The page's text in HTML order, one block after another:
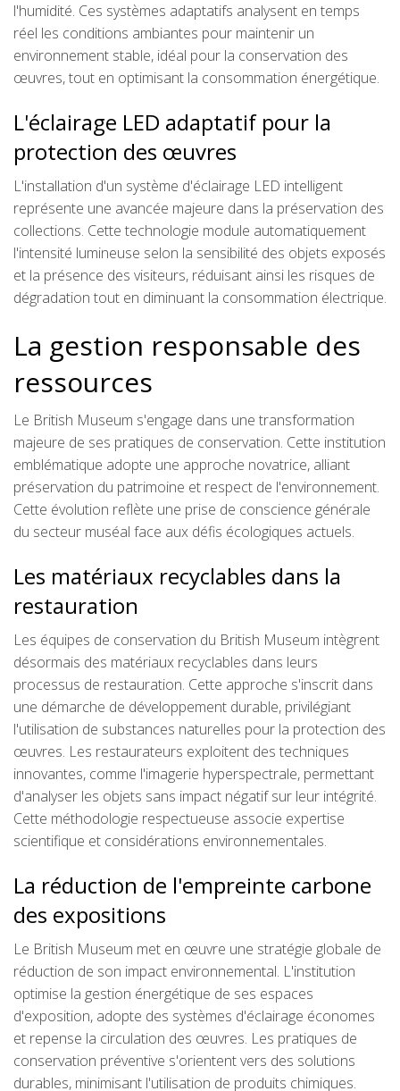
l'humidité. Ces systèmes adaptatifs analysent en temps
réel les conditions ambiantes pour maintenir un
environnement stable, idéal pour la conservation des
œuvres, tout en optimisant la consommation énergétique.
L'éclairage LED adaptatif pour la
protection des œuvres
L'installation d'un système d'éclairage LED intelligent
représente une avancée majeure dans la préservation des
collections. Cette technologie module automatiquement
l'intensité lumineuse selon la sensibilité des objets exposés
et la présence des visiteurs, réduisant ainsi les risques de
dégradation tout en diminuant la consommation électrique.
La gestion responsable des
ressources
Le British Museum s'engage dans une transformation
majeure de ses pratiques de conservation. Cette institution
emblématique adopte une approche novatrice, alliant
préservation du patrimoine et respect de l'environnement.
Cette évolution reflète une prise de conscience générale
du secteur muséal face aux défis écologiques actuels.
Les matériaux recyclables dans la
restauration
Les équipes de conservation du British Museum intègrent
désormais des matériaux recyclables dans leurs
processus de restauration. Cette approche s'inscrit dans
une démarche de développement durable, privilégiant
l'utilisation de substances naturelles pour la protection des
œuvres. Les restaurateurs exploitent des techniques
innovantes, comme l'imagerie hyperspectrale, permettant
d'analyser les objets sans impact négatif sur leur intégrité.
Cette méthodologie respectueuse associe expertise
scientifique et considérations environnementales.
La réduction de l'empreinte carbone
des expositions
Le British Museum met en œuvre une stratégie globale de
réduction de son impact environnemental. L'institution
optimise la gestion énergétique de ses espaces
d'exposition, adopte des systèmes d'éclairage économes
et repense la circulation des œuvres. Les pratiques de
conservation préventive s'orientent vers des solutions
durables, minimisant l'utilisation de produits chimiques.